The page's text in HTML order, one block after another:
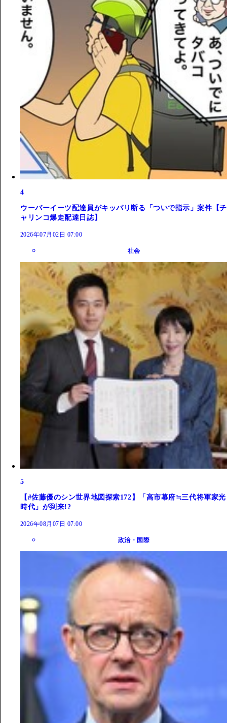
4
ウーバーイーツ配達員がキッパリ断る「ついで指示」案件【チ
ャリンコ爆走配達日誌】
2026年07月02日 07:00
社会
5
【#佐藤優のシン世界地図探索172】「高市幕府≒三代将軍家光
時代」が到来!?
2026年08月07日 07:00
政治・国際